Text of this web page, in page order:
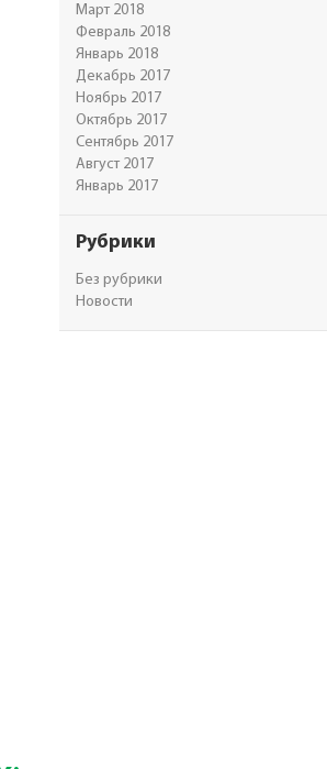
Март 2018
Февраль 2018
Январь 2018
Декабрь 2017
Ноябрь 2017
Октябрь 2017
Сентябрь 2017
Август 2017
Январь 2017
Рубрики
Без рубрики
Новости